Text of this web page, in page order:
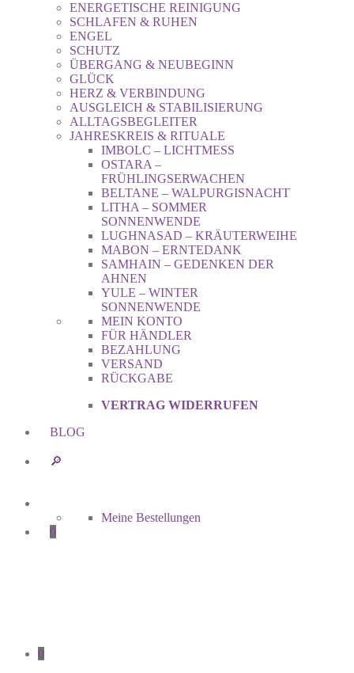
ENERGETISCHE REINIGUNG
SCHLAFEN & RUHEN
ENGEL
SCHUTZ
ÜBERGANG & NEUBEGINN
GLÜCK
HERZ & VERBINDUNG
AUSGLEICH & STABILISIERUNG
ALLTAGSBEGLEITER
JAHRESKREIS & RITUALE
IMBOLC – LICHTMESS
OSTARA –
FRÜHLINGSERWACHEN
BELTANE – WALPURGISNACHT
LITHA – SOMMER
SONNENWENDE
LUGHNASAD – KRÄUTERWEIHE
MABON – ERNTEDANK
SAMHAIN – GEDENKEN DER
AHNEN
YULE – WINTER
SONNENWENDE
MEIN KONTO
FÜR HÄNDLER
BEZAHLUNG
VERSAND
RÜCKGABE
VERTRAG WIDERRUFEN
BLOG
🔎︎
Meine Bestellungen
0
0